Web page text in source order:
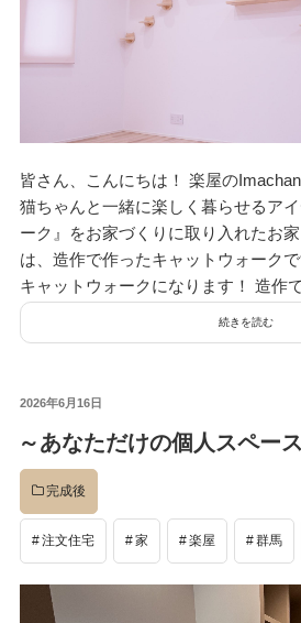
皆さん、こんにちは！ 楽屋の
猫ちゃんと一緒に楽しく暮らせるア
ーク』をお家づくりに取り入れたお
は、造作で作ったキャットウォーク
キャットウォークになります！ 造作
続きを読む
投
日:
2026年6月16日
～あなただけの個人スペー
完成後
注文住宅 家 楽屋 群馬